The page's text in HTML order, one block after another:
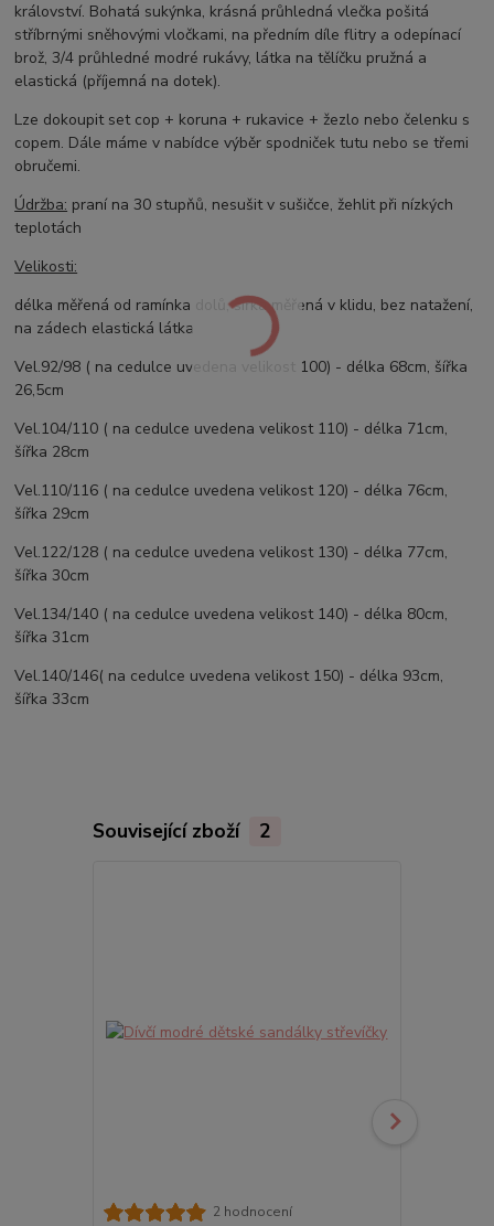
království. Bohatá sukýnka, krásná průhledná vlečka pošitá
stříbrnými sněhovými vločkami, na předním díle flitry a odepínací
brož, 3/4 průhledné modré rukávy, látka na tělíčku pružná a
elastická (příjemná na dotek).
Lze dokoupit set cop + koruna + rukavice + žezlo nebo čelenku s
copem. Dále máme v nabídce výběr spodniček tutu nebo se třemi
obručemi.
Údržba: praní na 30 stupňů, nesušit v sušičce, žehlit při nízkých
teplotách
Velikosti:
délka měřená od ramínka dolů, šířka měřená v klidu, bez natažení,
na zádech elastická látka
Vel.92/98 ( na cedulce uvedena velikost 100) - délka 68cm, šířka
26,5cm
Vel.104/110 ( na cedulce uvedena velikost 110) - délka 71cm,
šířka 28cm
Vel.110/116 ( na cedulce uvedena velikost 120) - délka 76cm,
šířka 29cm
Vel.122/128 ( na cedulce uvedena velikost 130) - délka 77cm,
šířka 30cm
Vel.134/140 ( na cedulce uvedena velikost 140) - délka 80cm,
šířka 31cm
Vel.140/146( na cedulce uvedena velikost 150) - délka 93cm,
šířka 33cm
Související zboží 2
2 hodnocení